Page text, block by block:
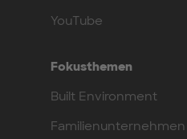
YouTube
Fokusthemen
Built Environment